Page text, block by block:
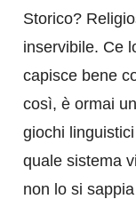
Storico?
inservibile. Ce
capisce bene
così, è ormai
giochi
quale sistema
non lo si